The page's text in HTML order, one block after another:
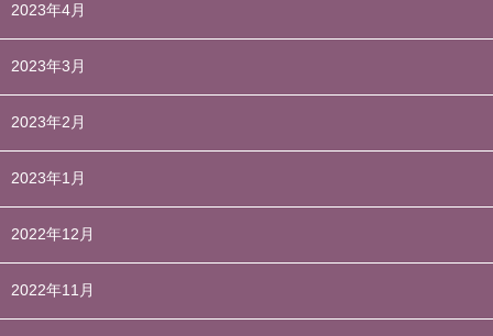
2023年4月
2023年3月
2023年2月
2023年1月
2022年12月
2022年11月